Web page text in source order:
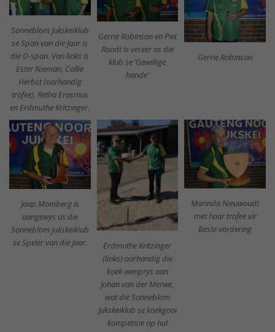
Sonneblom Jukskeiklub
se Span van die Jaar is
die D-span. Van links is
Ester Nieman, Callie
Herbst (oorhandig
trofee), Retha Erasmus
en Erdmuthe Kritzinger.
Gerrie Robinson en Piet
Roodt is vereer as die
klub se ‘Gewillige
hande’
Gerrie Robinson
Jaap Momberg is
aangewys as die
Sonneblom Jukskeiklub
se Speler van die Jaar.
Erdmuthe Kritzinger
(links) oorhandig die
koek-wenprys aan
Johan van der Merwe,
wat die Sonneblom
Jukskeiklub se koekgooi
kompetisie op hul
Marinda Nieuwoudt
met haar trofee vir
Beste vordering